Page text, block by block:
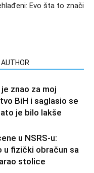
Evo šta to znači
znao za moj
BiH i saglasio se
je bilo lakše
u NSRS-u:
u fizički obračun sa
stolice